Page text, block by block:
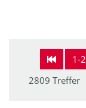
1-
2809 Treffer